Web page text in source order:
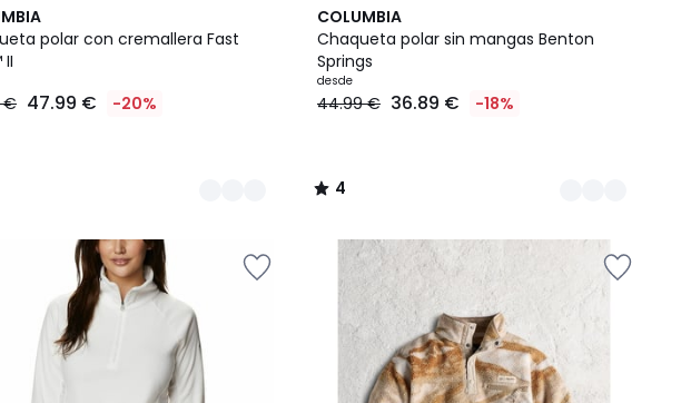
polar con cremallera Fast
€ 47.99 € -20%
COLUMBIA
Chaqueta polar sin mangas Benton
Springs
desde
44.99 € 36.89 € -18%
4
/
5
2
Colores
4
/